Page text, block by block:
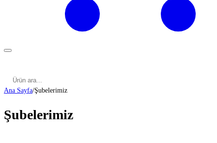
Ana Sayfa/Şubelerimiz
Şubelerimiz